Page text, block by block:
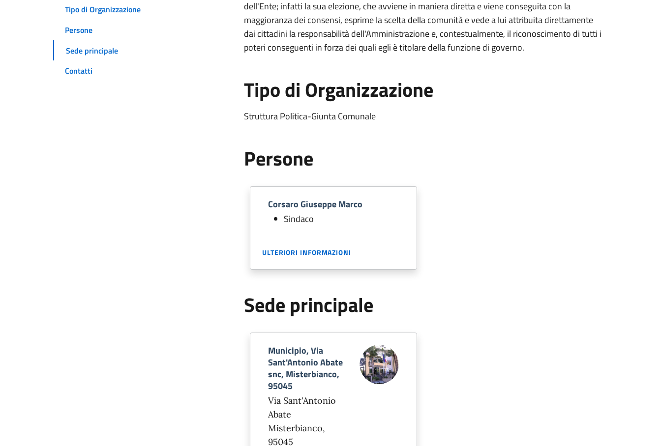
Tipo di Organizzazione
Persone
Sede principale
Contatti
dell'Ente; infatti la sua elezione, che avviene in maniera diretta e viene conseguita con la
maggioranza dei consensi, esprime la scelta della comunità e vede a lui attribuita direttamente
dai cittadini la responsabilità dell'Amministrazione e, contestualmente, il riconoscimento di tutti i
poteri conseguenti in forza dei quali egli è titolare della funzione di governo.
Tipo di Organizzazione
Struttura Politica-Giunta Comunale
Persone
Corsaro Giuseppe Marco
Sindaco
ULTERIORI INFORMAZIONI
Sede principale
Municipio, Via
Sant'Antonio Abate
snc, Misterbianco,
95045
Via Sant'Antonio
Abate
Misterbianco,
95045